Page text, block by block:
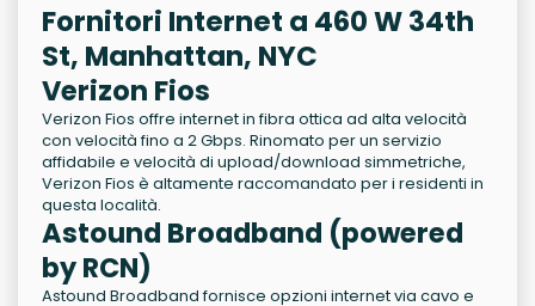
Fornitori Internet a 460 W 34th
St, Manhattan, NYC
Verizon Fios
Verizon Fios offre internet in fibra ottica ad alta velocità
con velocità fino a 2 Gbps. Rinomato per un servizio
affidabile e velocità di upload/download simmetriche,
Verizon Fios è altamente raccomandato per i residenti in
questa località.
Astound Broadband (powered
by RCN)
Astound Broadband fornisce opzioni internet via cavo e